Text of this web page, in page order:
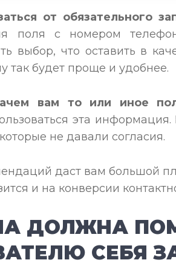
от обязательного
поля с номером
выбор, что оставить в
так будет проще и удобнее.
вам то или иное
эта
не давали согласия.
даст вам большой
и на конверсии
ДОЛЖНА
СЕБЯ